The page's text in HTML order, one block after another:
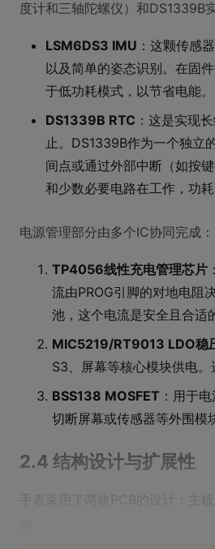
度计和三轴陀螺仪）和DS1339B
LSM6DS3 IMU ：这颗传感
以及简单的姿态识别。在固
于低功耗模式，以节省电能。
DS1339B RTC ：这是实现
止。DS1339B作为一个独立
间点或通过外部中断（如按
和少数必要电路在工作，功
电源管理部分由多个IC协同完成：
TP4056线性充电管理芯片
流由PROG引脚的对地电阻
池，这个电流是安全且合适
MIC5219/RT9013 LDO稳
S3、屏幕等核心模块供电
BSS138 MOSFET ：用于
切断屏幕或传感器等外围模
2.4 结构设计与扩展性
手表采用了两块PCB的设计：主